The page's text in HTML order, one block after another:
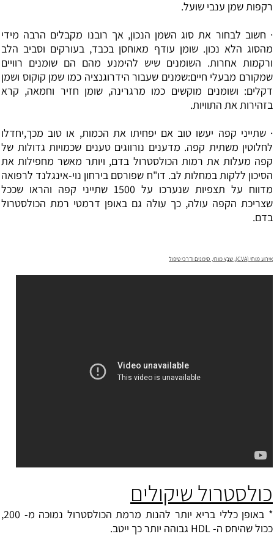
רקפות שמן ענבי שועל.
· חשוב לבחור את סוג השמן הנכון, אך רובנו מקבלים הרבה מידי
מהסוג הלא נכון. שומן עודף מאוחסן בכבד, בעורקים וסביב הלב
ורקמות אחרות. השומנים שיש להימנע מהם הם שומנים רוויים
שמקורם מבעלי חיים:שמנים שעבור הידרוגנציה כמו שמן קוקוס ושמן
דקלים: ושומנים מוקשים כמו מרגרינה, שומן חזיר וחמאה, קרא
בזהירות את התוויות.
· שתייני קפה יעשו טוב אם יפחיתו את הכמות, או טוב מכך,יחדלו
לחלוטין משתית קפה. מדענים נורווגים טענים שכמויות גדולות של
קפה מעלות את רמות הכולסטרול בדם, ויותר מאשר מחפילות את
הסיכון ללקות במחלות לב. דו"ח שפורסם בירחון נוי-אינגלנד לרפואה
מדווח על תצפיות שנערכו על 1500 שתייני קפה והראו שככל
שצריכת הקפה עולה, כך עולה גם באופן דרמטי רמת הכולסטרול
בדם.
אירוע מוחי (CVA), שבץ מוחי, סימנים ודרכי טיפול
כולסטרול שיקולים
* באופן כללי בריא יותר להנות מרמת הכולסטרול נמוכה מ- 200,
ככול שהיחס ה- HDL גבוהה יותר כך ייטב.